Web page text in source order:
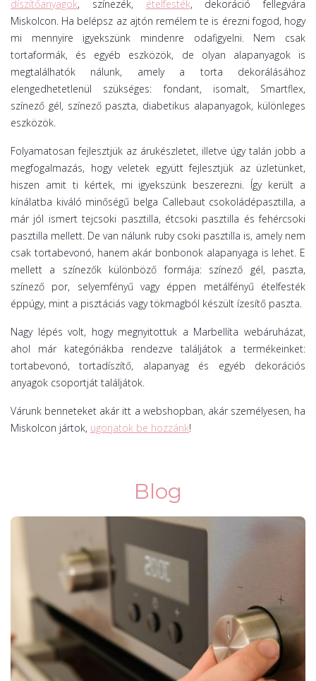
díszítőanyagok, színezék, ételfesték, dekoráció fellegvára
Miskolcon. Ha belépsz az ajtón remélem te is érezni fogod, hogy
mi mennyire igyekszünk mindenre odafigyelni. Nem csak
tortaformák, és egyéb eszközök, de olyan alapanyagok is
megtalálhatók nálunk, amely a torta dekorálásához
elengedhetetlenül szükséges: fondant, isomalt, Smartflex,
színező gél, színező paszta, diabetikus alapanyagok, különleges
eszközök.
Folyamatosan fejlesztjük az árukészletet, illetve úgy talán jobb a
megfogalmazás, hogy veletek együtt fejlesztjük az üzletünket,
hiszen amit ti kértek, mi igyekszünk beszerezni. Így került a
kínálatba kiváló minőségű belga Callebaut csokoládépasztilla, a
már jól ismert tejcsoki pasztilla, étcsoki pasztilla és fehércsoki
pasztilla mellett. De van nálunk ruby csoki pasztilla is, amely nem
csak tortabevonó, hanem akár bonbonok alapanyaga is lehet. E
mellett a színezők különböző formája: színező gél, paszta,
színező por, selyemfényű vagy éppen metálfényű ételfesték
éppúgy, mint a pisztáciás vagy tökmagból készült ízesítő paszta.
Nagy lépés volt, hogy megnyitottuk a Marbellíta webáruházat,
ahol már kategóriákba rendezve találjátok a termékeinket:
tortabevonó, tortadíszítő, alapanyag és egyéb dekorációs
anyagok csoportját találjátok.
Várunk benneteket akár itt a webshopban, akár személyesen, ha
Miskolcon jártok, ugorjatok be hozzánk!
Blog